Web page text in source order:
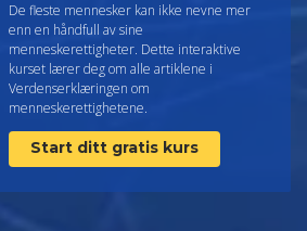
De fleste mennesker kan ikke nevne mer
enn en håndfull av sine
menneskerettigheter. Dette interaktive
kurset lærer deg om alle artiklene i
Verdenserklæringen om
menneskerettighetene.
Start ditt gratis kurs